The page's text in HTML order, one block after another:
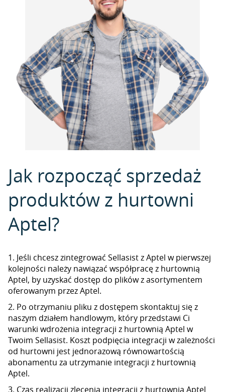
Jak rozpocząć sprzedaż
produktów z hurtowni
Aptel?
1. Jeśli chcesz zintegrować Sellasist z Aptel w pierwszej
kolejności należy nawiązać współpracę z hurtownią
Aptel, by uzyskać dostęp do plików z asortymentem
oferowanym przez Aptel.
2. Po otrzymaniu pliku z dostępem skontaktuj się z
naszym działem handlowym, który przedstawi Ci
warunki wdrożenia integracji z hurtownią Aptel w
Twoim Sellasist. Koszt podpięcia integracji w zależności
od hurtowni jest jednorazową równowartością
abonamentu za utrzymanie integracji z hurtownią
Aptel.
3. Czas realizacji zlecenia integracji z hurtownią Aptel